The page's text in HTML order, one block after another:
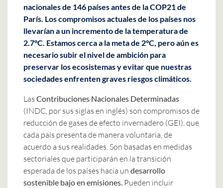
nacionales de 146 países antes de la COP21 de
París. Los compromisos actuales de los países nos
llevarían a un incremento de la temperatura de
2.7°C. Estamos cerca a la meta de 2°C, pero aún es
necesario subir el nivel de ambición para
preservar los ecosistemas y evitar que nuestras
sociedades enfrenten graves riesgos climáticos.
Las Contribuciones Nacionales Determinadas
(INDC, por sus siglas en inglés) son compromisos de
reducción de gases de efecto invernadero (GEI), que
cada país presenta de manera voluntaria, de
acuerdo a sus realidades. Son basadas en medidas
sectoriales que participarán en la transición
esperada de los países hacia un desarrollo
sostenible bajo en emisiones. Pueden incluir